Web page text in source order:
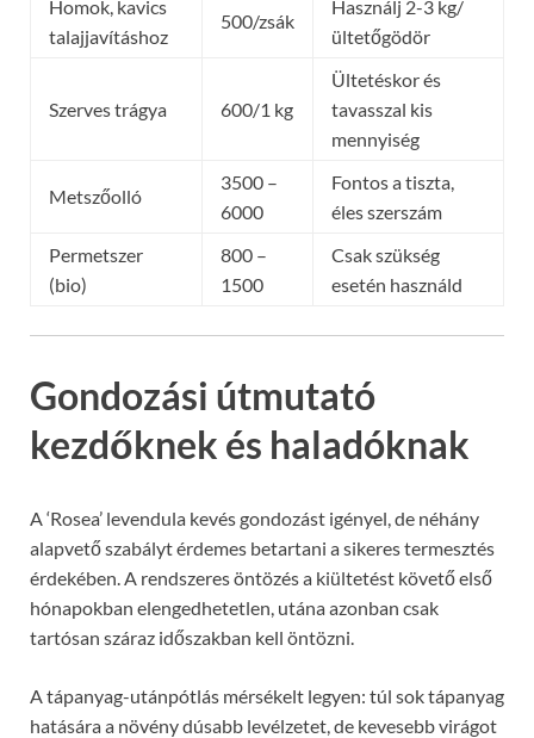
Homok, kavics
talajjavításhoz
500/zsák
Használj 2-3 kg/
ültetőgödör
Szerves trágya 600/1 kg
Ültetéskor és
tavasszal kis
mennyiség
Metszőolló
3500 –
6000
Fontos a tiszta,
éles szerszám
Permetszer
(bio)
800 –
1500
Csak szükség
esetén használd
Gondozási útmutató
kezdőknek és haladóknak
A ‘Rosea’ levendula kevés gondozást igényel, de néhány
alapvető szabályt érdemes betartani a sikeres termesztés
érdekében. A rendszeres öntözés a kiültetést követő első
hónapokban elengedhetetlen, utána azonban csak
tartósan száraz időszakban kell öntözni.
A tápanyag-utánpótlás mérsékelt legyen: túl sok tápanyag
hatására a növény dúsabb levélzetet, de kevesebb virágot